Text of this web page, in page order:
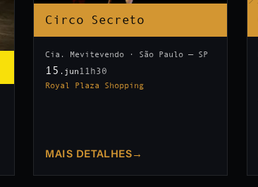
Circo Secreto
Cia. Mevitevendo · São Paulo — SP
15 .jun11h30
Royal Plaza Shopping
MAIS DETALHES →